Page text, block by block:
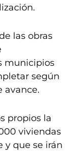
las obras
municipios
según
avance.
propios la
viviendas
y que se irán